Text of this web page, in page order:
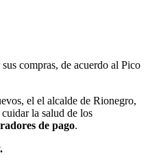
compras, de acuerdo al Pico
el el alcalde de Rionegro,
la salud de los
de pago.